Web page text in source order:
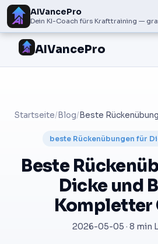
AIVancePro
AIVancePro
Startseite/ Blog/
beste Rückenübungen für
Beste
Dicke und
Kompletter
2026-05-05 · 8 min